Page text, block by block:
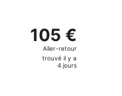
a
4
jours
105 €
Aller-
retour,
trouvé
105 €
Aller-retour
trouvé il y a
4 jours